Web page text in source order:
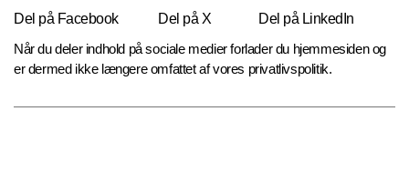
Del på Facebook Del på X
Del på LinkedIn
Når du deler indhold på sociale medier forlader du hjemmesiden og
er dermed ikke længere omfattet af vores privatlivspolitik.